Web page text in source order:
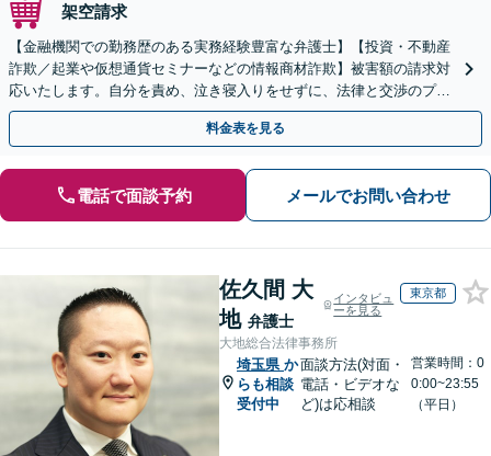
架空請求
【金融機関での勤務歴のある実務経験豊富な弁護士】【投資・不動産
詐欺／起業や仮想通貨セミナーなどの情報商材詐欺】被害額の請求対
応いたします。自分を責め、泣き寝入りをせずに、法律と交渉のプロ
にまずはご相談ください。【表参道駅から徒歩3分】
料金表を見る
電話で面談予約 メールでお問い合わせ
佐久間 大
地 弁護士
インタビュ
ーを見る
東京都
大地総合法律事務所
埼玉県 か
らも相談
受付中
面談方法(対面・
電話・ビデオな
ど)は応相談
営業時間：0
0:00~23:55
（平日）